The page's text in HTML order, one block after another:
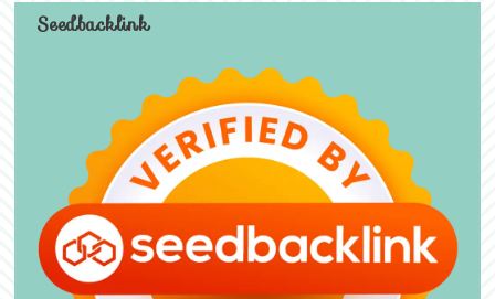
Seedbacklink